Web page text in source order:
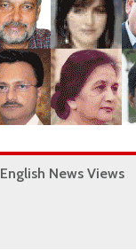
English News Views